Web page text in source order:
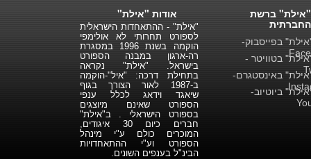
אודות "אילת"
"אילת" - ההתאחדות הישראלית
לספורט תחרותי לא אולימפי
הוקמה בשנת 1996 במסגרת
רה-ארגון במבנה הספורט
בישראל. "אילת" נקראה
בתחילת דרכה: "איל"-הוקמה
ב-1987 לאור הצורך בגוף
שיאגד וידאג לכלל ענפי
הספורט שאינם מיוצגים
בספורט הישראלי . ב"אילת"
חברים כיום 30 איגודים,
המוכרים כולם ע"י מינהל
הספורט וע"י ההתאחדויות
הבינ"ל בענפים השונים.
"אילת" ברשת
החברתית
בפייסבוק-
בטוויטר -
באינסטגרם-
ביוטיוב-